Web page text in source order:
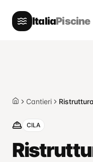
ItaliaPiscine
HomeCantieri
CILA